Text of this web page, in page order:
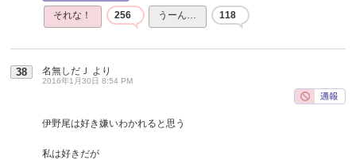
それな！ 256 うーん… 118
38 名無しだＪ より
2016年1月30日 8:54 PM
伊野尾は好き嫌いわかれると思う
私は好きだが